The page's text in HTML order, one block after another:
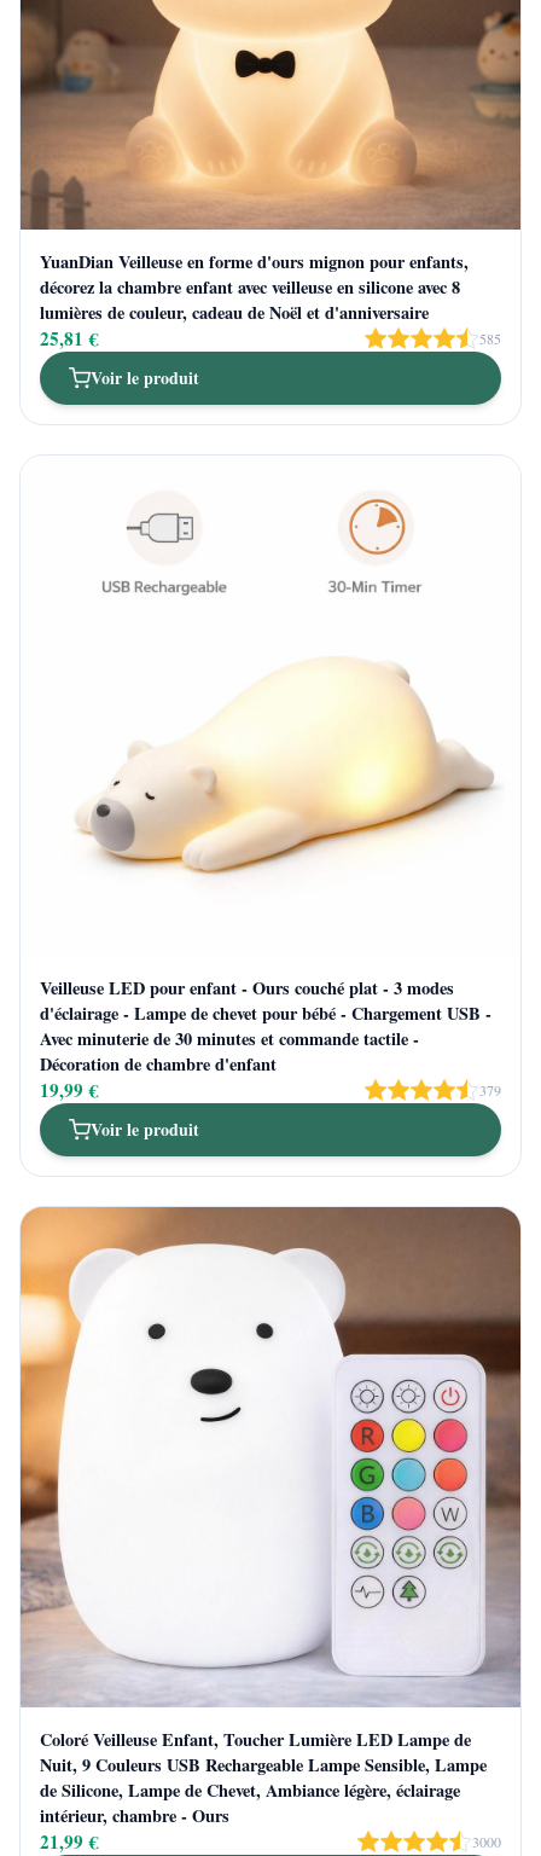
YuanDian Veilleuse en forme d'ours mignon pour enfants,
décorez la chambre enfant avec veilleuse en silicone avec 8
lumières de couleur, cadeau de Noël et d'anniversaire
25,81 € 585
Voir le produit
Veilleuse LED pour enfant - Ours couché plat - 3 modes
d'éclairage - Lampe de chevet pour bébé - Chargement USB -
Avec minuterie de 30 minutes et commande tactile -
Décoration de chambre d'enfant
19,99 € 379
Voir le produit
Coloré Veilleuse Enfant, Toucher Lumière LED Lampe de
Nuit, 9 Couleurs USB Rechargeable Lampe Sensible, Lampe
de Silicone, Lampe de Chevet, Ambiance légère, éclairage
intérieur, chambre - Ours
21,99 € 3000